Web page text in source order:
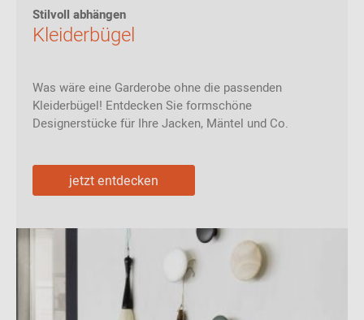
Stilvoll abhängen
Kleiderbügel
Was wäre eine Garderobe ohne die passenden
Kleiderbügel! Entdecken Sie formschöne
Designerstücke für Ihre Jacken, Mäntel und Co.
jetzt entdecken